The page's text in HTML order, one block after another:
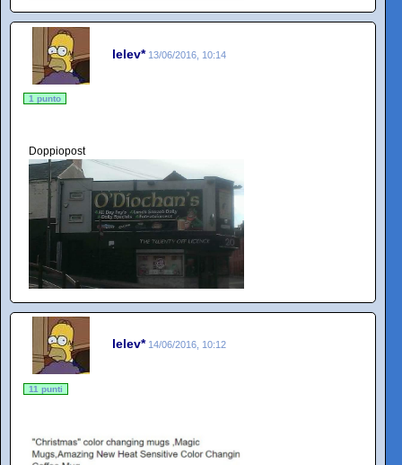
lelev* 13/06/2016, 10:14
1 punto
Doppiopost
lelev* 14/06/2016, 10:12
11 punti